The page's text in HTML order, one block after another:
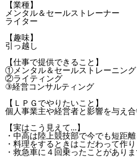
【業種】
メンタル＆セールストレーナー
ライター
【趣味】
引っ越し
【仕事で提供できること】
①メンタル＆セールストレーニング
②ライティング
③経営コンサルティング
【ＬＰＧでやりたいこと】
個人事業主や経営者と影響を与え
【実はこう見えて...】
・中高は陸上競技部で今でも短距
・料理をするときはこだわって作
・救急車に４回乗ったことがあり